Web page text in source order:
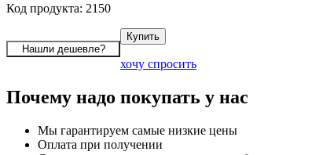
Код продукта: 2150
хочу спросить
Почему надо покупать у нас
Мы гарантируем самые низкие цены
Оплата при получении